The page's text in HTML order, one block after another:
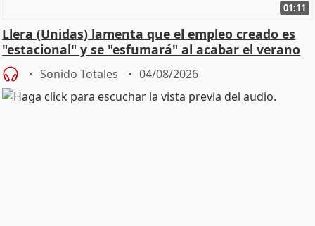
01:11
Llera (Unidas) lamenta que el empleo creado es
"estacional" y se "esfumará" al acabar el verano
Sonido Totales 04/08/2026